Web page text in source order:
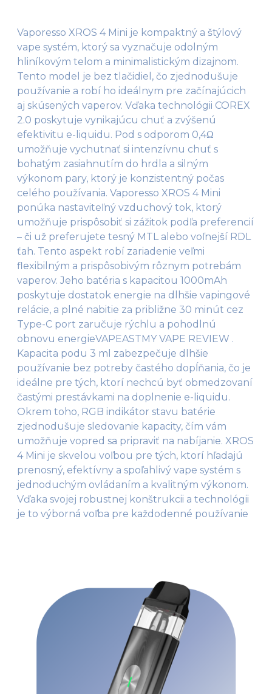
Vaporesso XROS 4 Mini je kompaktný a štýlový
vape systém, ktorý sa vyznačuje odolným
hliníkovým telom a minimalistickým dizajnom.
Tento model je bez tlačidiel, čo zjednodušuje
používanie a robí ho ideálnym pre začínajúcich
aj skúsených vaperov. Vďaka technológii COREX
2.0 poskytuje vynikajúcu chuť a zvýšenú
efektivitu e-liquidu. Pod s odporom 0,4Ω
umožňuje vychutnať si intenzívnu chuť s
bohatým zasiahnutím do hrdla a silným
výkonom pary, ktorý je konzistentný počas
celého používania. Vaporesso XROS 4 Mini
ponúka nastaviteľný vzduchový tok, ktorý
umožňuje prispôsobiť si zážitok podľa preferencií
– či už preferujete tesný MTL alebo voľnejší RDL
ťah. Tento aspekt robí zariadenie veľmi
flexibilným a prispôsobivým rôznym potrebám
vaperov. Jeho batéria s kapacitou 1000mAh
poskytuje dostatok energie na dlhšie vapingové
relácie, a plné nabitie za približne 30 minút cez
Type-C port zaručuje rýchlu a pohodlnú
obnovu energie​ VAPEAST ​ MY VAPE REVIEW .
Kapacita podu 3 ml zabezpečuje dlhšie
používanie bez potreby častého dopĺňania, čo je
ideálne pre tých, ktorí nechcú byť obmedzovaní
častými prestávkami na doplnenie e-liquidu.
Okrem toho, RGB indikátor stavu batérie
zjednodušuje sledovanie kapacity, čím vám
umožňuje vopred sa pripraviť na nabíjanie. XROS
4 Mini je skvelou voľbou pre tých, ktorí hľadajú
prenosný, efektívny a spoľahlivý vape systém s
jednoduchým ovládaním a kvalitným výkonom.
Vďaka svojej robustnej konštrukcii a technológii
je to výborná voľba pre každodenné používanie​